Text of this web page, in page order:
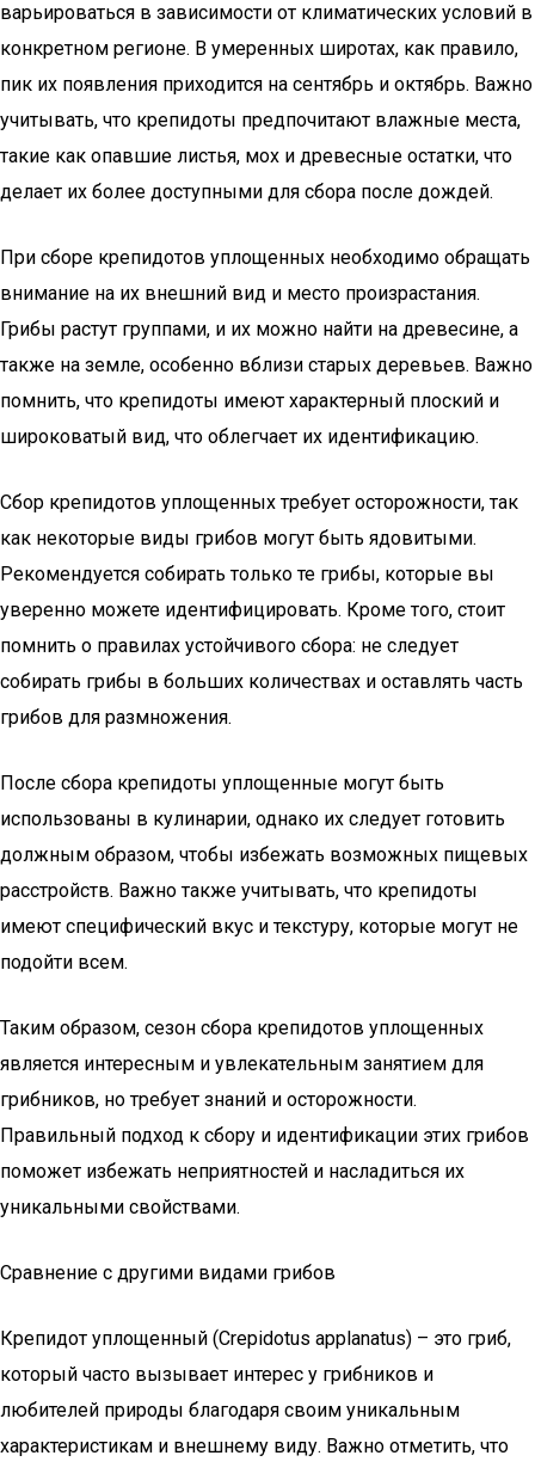
варьироваться в зависимости от климатических условий в
конкретном регионе. В умеренных широтах, как правило,
пик их появления приходится на сентябрь и октябрь. Важно
учитывать, что крепидоты предпочитают влажные места,
такие как опавшие листья, мох и древесные остатки, что
делает их более доступными для сбора после дождей.
При сборе крепидотов уплощенных необходимо обращать
внимание на их внешний вид и место произрастания.
Грибы растут группами, и их можно найти на древесине, а
также на земле, особенно вблизи старых деревьев. Важно
помнить, что крепидоты имеют характерный плоский и
широковатый вид, что облегчает их идентификацию.
Сбор крепидотов уплощенных требует осторожности, так
как некоторые виды грибов могут быть ядовитыми.
Рекомендуется собирать только те грибы, которые вы
уверенно можете идентифицировать. Кроме того, стоит
помнить о правилах устойчивого сбора: не следует
собирать грибы в больших количествах и оставлять часть
грибов для размножения.
После сбора крепидоты уплощенные могут быть
использованы в кулинарии, однако их следует готовить
должным образом, чтобы избежать возможных пищевых
расстройств. Важно также учитывать, что крепидоты
имеют специфический вкус и текстуру, которые могут не
подойти всем.
Таким образом, сезон сбора крепидотов уплощенных
является интересным и увлекательным занятием для
грибников, но требует знаний и осторожности.
Правильный подход к сбору и идентификации этих грибов
поможет избежать неприятностей и насладиться их
уникальными свойствами.
Сравнение с другими видами грибов
Крепидот уплощенный (Crepidotus applanatus) – это гриб,
который часто вызывает интерес у грибников и
любителей природы благодаря своим уникальным
характеристикам и внешнему виду. Важно отметить, что